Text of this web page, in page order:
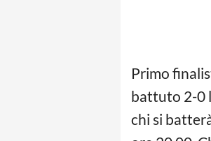
Primo
battuto 2-0
chi si